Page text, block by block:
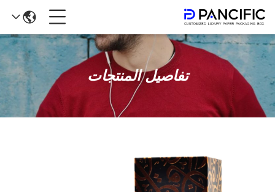
تفاصيل المنتجات